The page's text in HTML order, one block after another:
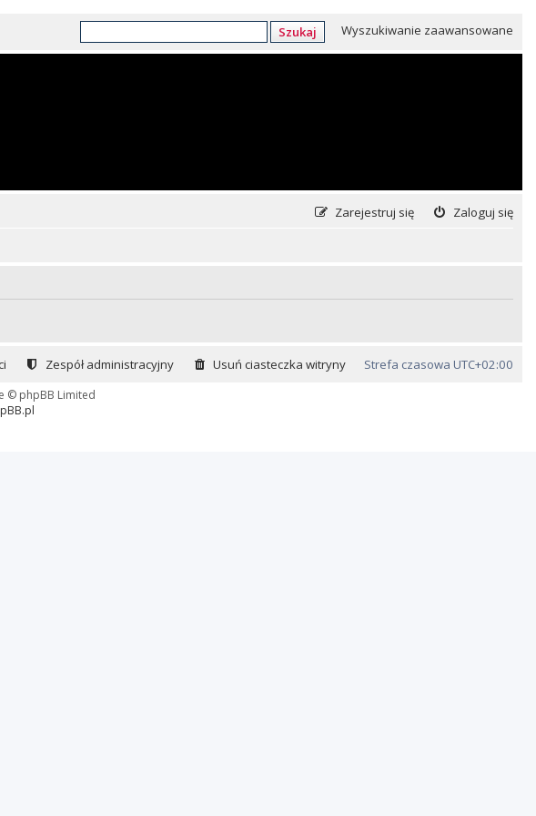
Szukaj Wyszukiwanie zaawansowane
Zaloguj się
Zarejestruj się
Strefa czasowa UTC+02:00
Usuń ciasteczka witryny
Zespół administracyjny
© phpBB Limited